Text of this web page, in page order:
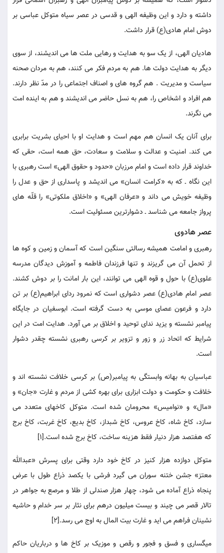
داشته و دارد و این وظیفه الهی و قدسی در عصر سیاه متوکل عباسی بر
دوش امام هادی(ع) قرار داشت.
هادیان الهی، از یک سو به هدایت و رهایی ملت ها می اندیشند، از سوی
دیگر به هدایت دولت ها. هم به مردم فکر می کنند، هم به مردان صحنه
سیاست و مدیریت . هم گروه های و اصناف اجتماعی را در مدّ نظر دارند.
هم افراد و اشخاص را، هم به نسل حاضر می اندیشند و هم به اینده امت
می نگرند.
برای آنان یک انسان هم مهم است و هدایت او با احیای بشریت برابری
می کند. امنیت و عدالت و سلامت و سعادت، حق همه است، حقی که
خداوند قرار داده است و امام مرزبان «حدود و حقوق الهی» است رهبری با
این نگاه ـ که به «کرامت انسان» می اندیشد و پاسداری از حق و عدل را
وظیفه خویش می داند و «عرفان الهی» و «اخلاق ملکوتی» را قلّه های
پرواز جامعه می شناسد ـ دشوارترین مسئولیت است.
عصر هادوی
رهبری و امامت همیشه رسالتی سنگین است که آسمان و زمین و کوه ها
از تحمل آن می گریزند و تنها فرزندان فاطمه و آموزش دیدگان مدرسه
علوی(ع) با حول و قوه الهی می توانند، این بار امانت را بر دوش کشند.
عصر امام هادی(ع) عصر دشواری است که نمرود ردای ابراهیم(ع) بر تن
دارد و فرعون عصای موسی به دست گرفته است. ابوسفیان در جایگاه
پیامبر نشسته و یزید ندای توحید و اخلاق بر می آورد. هدایت امت در این
شرایط که اتحاد زر و زور و تزویر بر کرسی رهبری نشسته چقدر دشوار
است.
عباسیان به بهانه وابستگی به پیامبر(ص) بر کرسی خلافت نشسته اند و
خلافت و حکومت و دولت ابزاری برای بهره کشی از مردم و غارت «جان» و
«مال» و «نوامیس» محرومان شده است. متوکل کاخهای متعدد می
سازد، کاخ شاه، کاخ عروس، کاخ شبداز، کاخ بدیع، کاخ غربت، کاخ برج
که هفتصد هزار دنیار فقط هزینه ساخت، کاخ برج شده است.[1]
متوکل دوازده هزار کنیز در کاخ خود دارد وقتی برای پسرش «عبدالله
معتز» جشن ختنه سوران می گیرد فرشی با یکصد ذراع طول با عرض
پنجاه ذراع آماده می شود، چهار هزار صندلی از طلا و مرصع به جواهر در
تالار قصر می چیند و بیست میلیون درهم برای نثار بر سر خدام و حاشیه
نشینان فراهم می اید و غارت بیت المال به اوج می رسد.[2]
میگساری و فسق و فجور و رقص و موزیک بر کاخ ها و درباریان حاکم